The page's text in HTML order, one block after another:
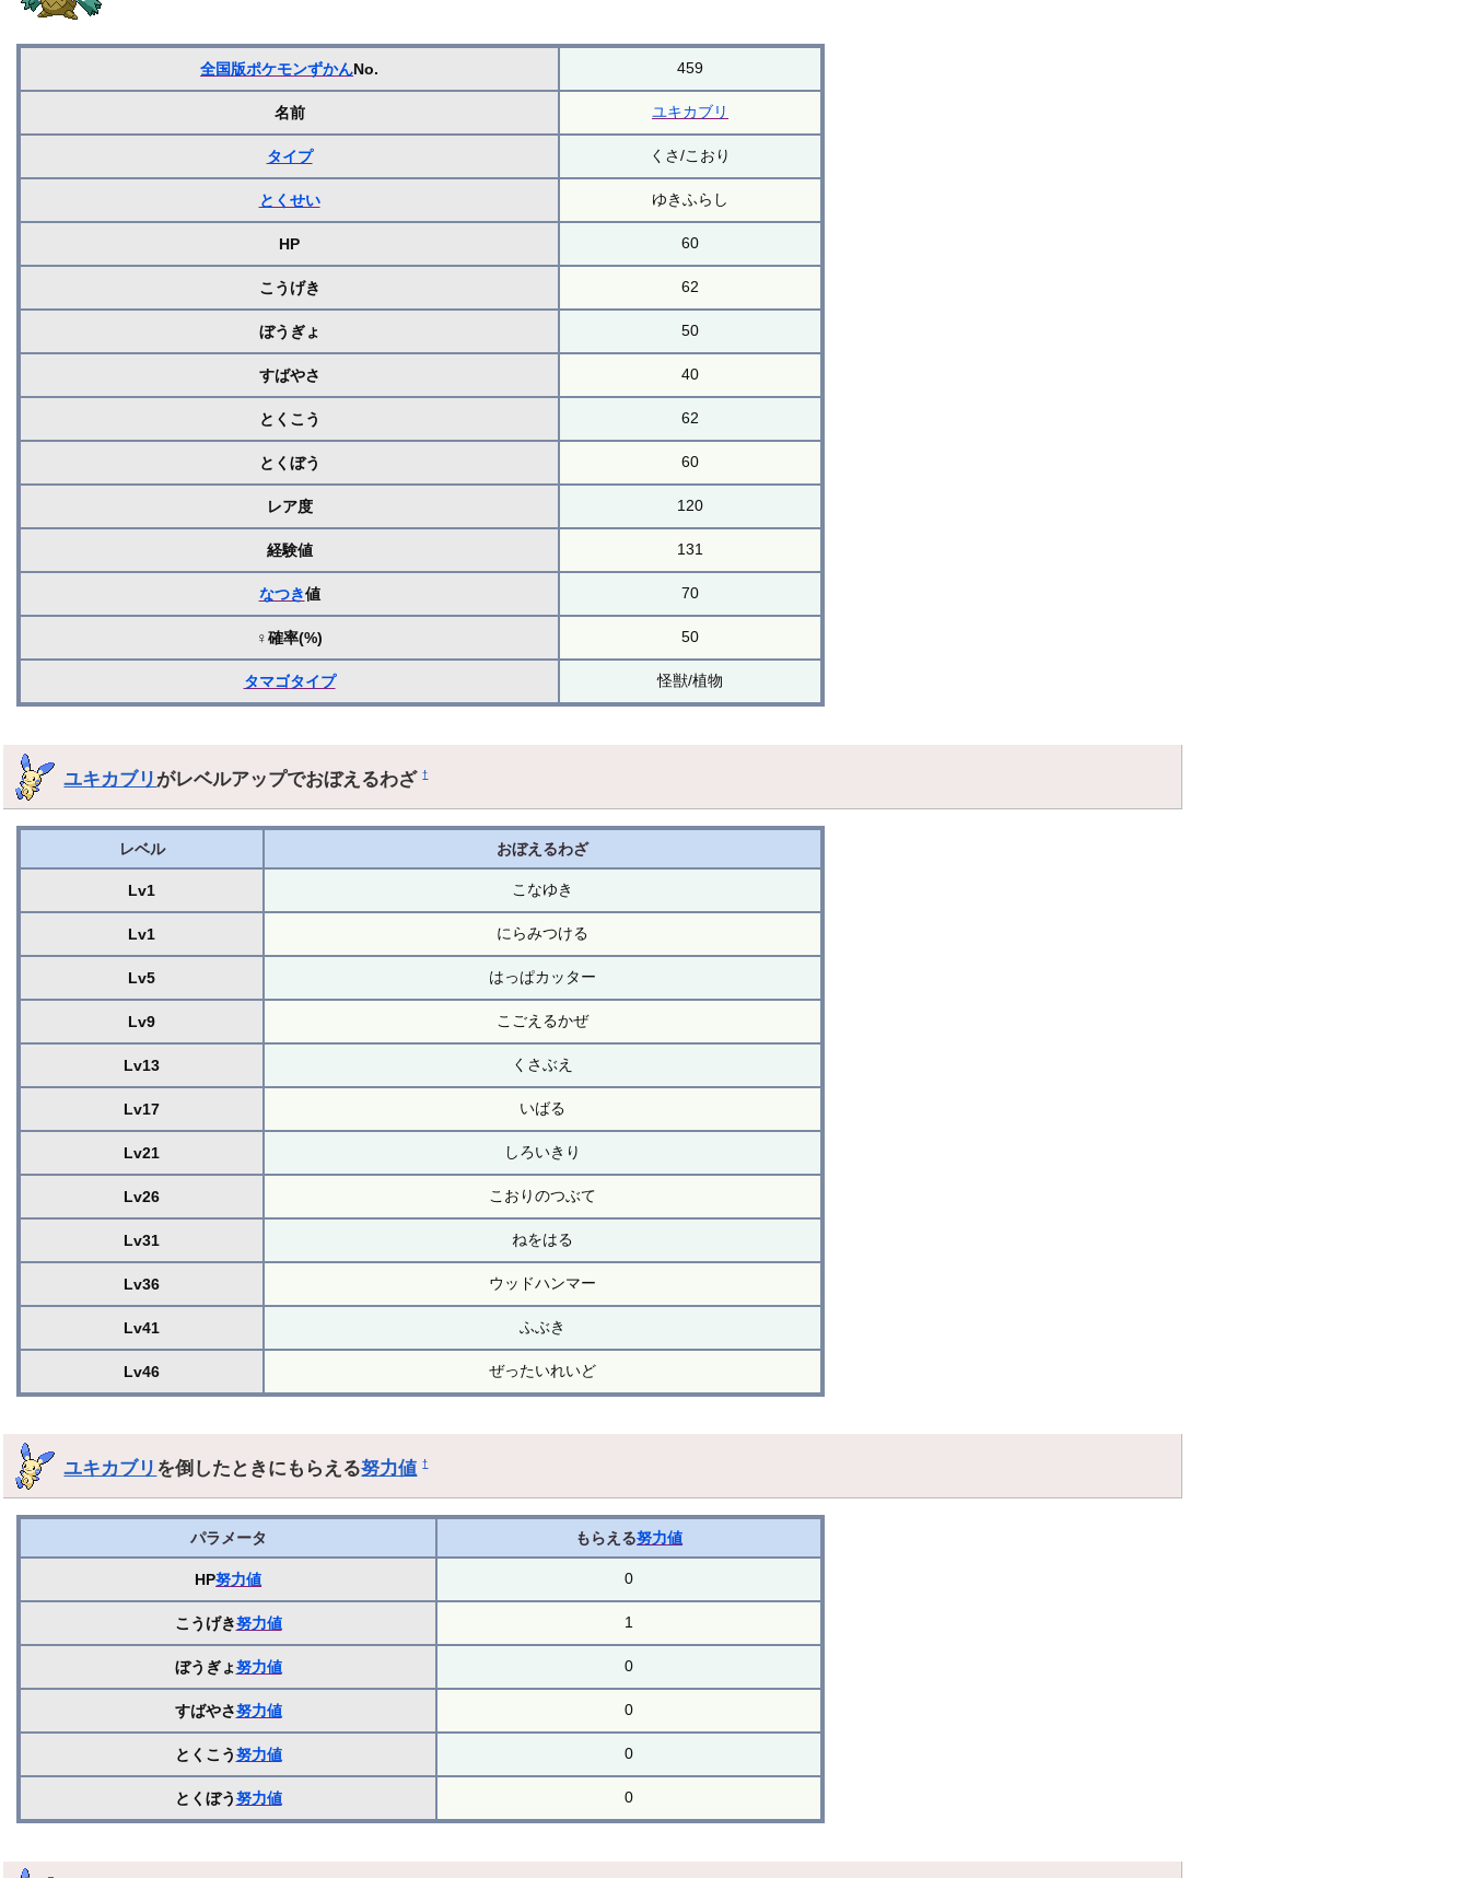
全国版ポケモンずかんNo. 459
名前 ユキカブリ
タイプ くさ/こおり
とくせい ゆきふらし
HP 60
こうげき 62
ぼうぎょ 50
すばやさ 40
とくこう 62
とくぼう 60
レア度 120
経験値 131
なつき値 70
♀確率(%) 50
タマゴタイプ 怪獣/植物
ユキカブリがレベルアップでおぼえるわざ†
レベル おぼえるわざ
Lv1 こなゆき
Lv1 にらみつける
Lv5 はっぱカッター
Lv9 こごえるかぜ
Lv13 くさぶえ
Lv17 いばる
Lv21 しろいきり
Lv26 こおりのつぶて
Lv31 ねをはる
Lv36 ウッドハンマー
Lv41 ふぶき
Lv46 ぜったいれいど
ユキカブリ を倒したときにもらえる努力値 †
パラメータ もらえる努力値
HP努力値 0
こうげき努力値 1
ぼうぎょ努力値 0
すばやさ努力値 0
とくこう努力値 0
とくぼう努力値 0